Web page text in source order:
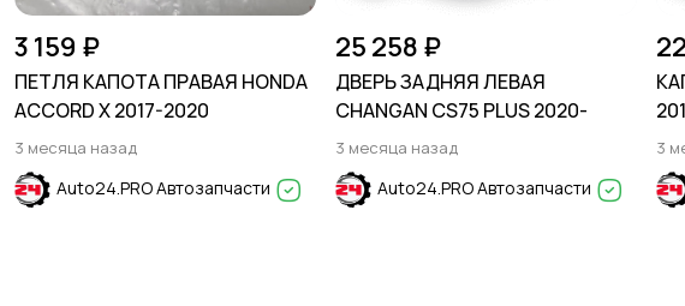
3 159 ₽
ПЕТЛЯ КАПОТА ПРАВАЯ HONDA
ACCORD X 2017-2020
3 месяца назад
Auto24.PRO Автозапчасти
25 258 ₽
ДВЕРЬ ЗАДНЯЯ ЛЕВАЯ
CHANGAN CS75 PLUS 2020-
3 месяца назад
Auto24.PRO Автозапчасти
3